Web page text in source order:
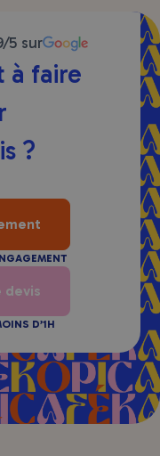
5 sur
à faire
?
devis
D’1H